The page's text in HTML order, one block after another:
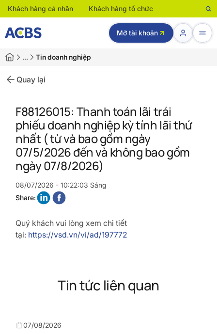
Khách hàng cá nhân Khách hàng tổ chức
Mở tài khoản
… Tin doanh nghiệp
Quay lại
F88126015: Thanh toán lãi trái
phiếu doanh nghiệp kỳ tính lãi thứ
nhất ( từ và bao gồm ngày
07/5/2026 đến và không bao gồm
ngày 07/8/2026)
08/07/2026 - 10:22:03 Sáng
Share:
Quý khách vui lòng xem chi tiết
tại: https://vsd.vn/vi/ad/197772
Tin tức liên quan
07/08/2026